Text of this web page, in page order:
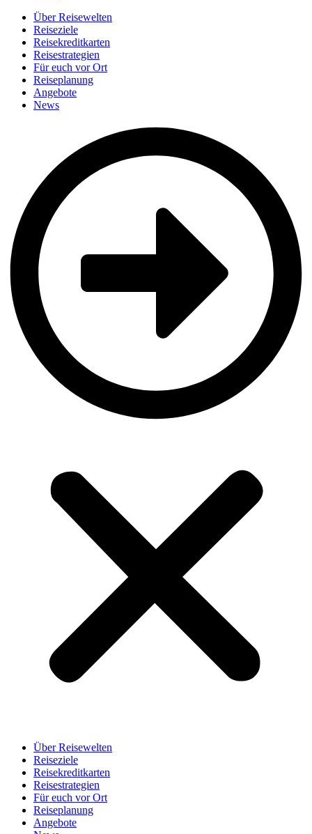
Über Reisewelten
Reiseziele
Reisekreditkarten
Reisestrategien
Für euch vor Ort
Reiseplanung
Angebote
News
Über Reisewelten
Reiseziele
Reisekreditkarten
Reisestrategien
Für euch vor Ort
Reiseplanung
Angebote